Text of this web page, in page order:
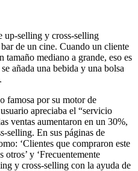
up-selling y cross-selling
de un cine. Cuando un cliente
tamaño mediano a grande, eso es
añada una bebida y una bolsa
famosa por su motor de
apreciaba el “servicio
ventas aumentaron en un 30%,
selling. En sus páginas de
‘Clientes que compraron este
y ‘Frecuentemente
y cross-selling con la ayuda de